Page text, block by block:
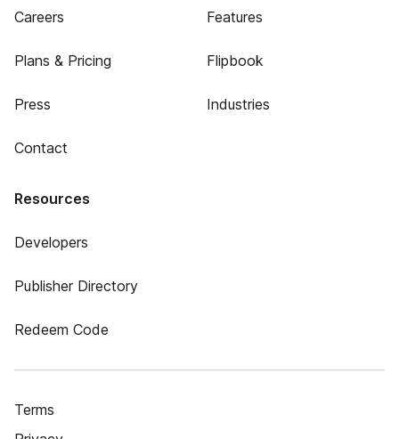
Careers
Plans & Pricing
Press
Contact
Features
Flipbook
Industries
Resources
Developers
Publisher Directory
Redeem Code
Terms